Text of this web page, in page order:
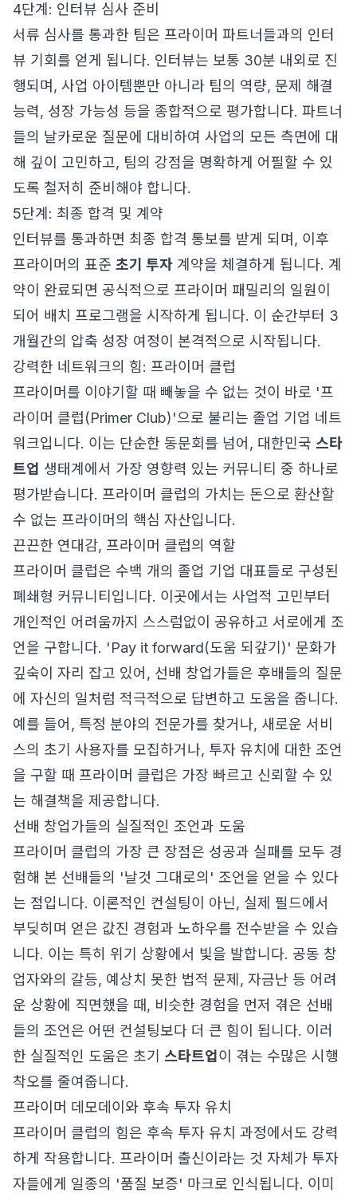
4단계: 인터뷰 심사 준비
서류 심사를 통과한 팀은 프라이머 파트너들과의 인터
뷰 기회를 얻게 됩니다. 인터뷰는 보통 30분 내외로 진
행되며, 사업 아이템뿐만 아니라 팀의 역량, 문제 해결
능력, 성장 가능성 등을 종합적으로 평가합니다. 파트너
들의 날카로운 질문에 대비하여 사업의 모든 측면에 대
해 깊이 고민하고, 팀의 강점을 명확하게 어필할 수 있
도록 철저히 준비해야 합니다.
5단계: 최종 합격 및 계약
인터뷰를 통과하면 최종 합격 통보를 받게 되며, 이후
프라이머의 표준 초기 투자 계약을 체결하게 됩니다. 계
약이 완료되면 공식적으로 프라이머 패밀리의 일원이
되어 배치 프로그램을 시작하게 됩니다. 이 순간부터 3
개월간의 압축 성장 여정이 본격적으로 시작됩니다.
강력한 네트워크의 힘: 프라이머 클럽
프라이머를 이야기할 때 빼놓을 수 없는 것이 바로 '프
라이머 클럽(Primer Club)'으로 불리는 졸업 기업 네트
워크입니다. 이는 단순한 동문회를 넘어, 대한민국 스타
트업 생태계에서 가장 영향력 있는 커뮤니티 중 하나로
평가받습니다. 프라이머 클럽의 가치는 돈으로 환산할
수 없는 프라이머의 핵심 자산입니다.
끈끈한 연대감, 프라이머 클럽의 역할
프라이머 클럽은 수백 개의 졸업 기업 대표들로 구성된
폐쇄형 커뮤니티입니다. 이곳에서는 사업적 고민부터
개인적인 어려움까지 스스럼없이 공유하고 서로에게 조
언을 구합니다. 'Pay it forward(도움 되갚기)' 문화가
깊숙이 자리 잡고 있어, 선배 창업가들은 후배들의 질문
에 자신의 일처럼 적극적으로 답변하고 도움을 줍니다.
예를 들어, 특정 분야의 전문가를 찾거나, 새로운 서비
스의 초기 사용자를 모집하거나, 투자 유치에 대한 조언
을 구할 때 프라이머 클럽은 가장 빠르고 신뢰할 수 있
는 해결책을 제공합니다.
선배 창업가들의 실질적인 조언과 도움
프라이머 클럽의 가장 큰 장점은 성공과 실패를 모두 경
험해 본 선배들의 '날것 그대로의' 조언을 얻을 수 있다
는 점입니다. 이론적인 컨설팅이 아닌, 실제 필드에서
부딪히며 얻은 값진 경험과 노하우를 전수받을 수 있습
니다. 이는 특히 위기 상황에서 빛을 발합니다. 공동 창
업자와의 갈등, 예상치 못한 법적 문제, 자금난 등 어려
운 상황에 직면했을 때, 비슷한 경험을 먼저 겪은 선배
들의 조언은 어떤 컨설팅보다 더 큰 힘이 됩니다. 이러
한 실질적인 도움은 초기 스타트업 이 겪는 수많은 시행
착오를 줄여줍니다.
프라이머 데모데이와 후속 투자 유치
프라이머 클럽의 힘은 후속 투자 유치 과정에서도 강력
하게 작용합니다. 프라이머 출신이라는 것 자체가 투자
자들에게 일종의 '품질 보증' 마크로 인식됩니다. 이미